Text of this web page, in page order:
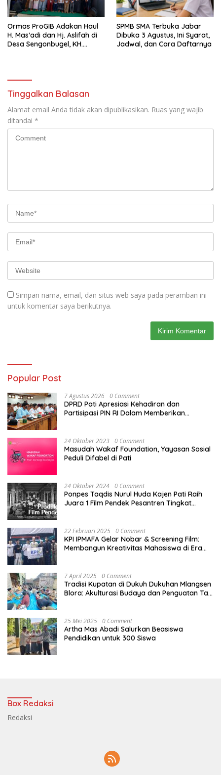
Ormas ProGIB Adakan Haul
H. Mas’adi dan Hj. Aslifah di
Desa Sengonbugel, KH.
SPMB SMA Terbuka Jabar
Dibuka 3 Agustus, Ini Syarat,
Jadwal, dan Cara Daftarnya
Tinggalkan Balasan
Alamat email Anda tidak akan dipublikasikan. Ruas yang wajib
ditandai *
Simpan nama, email, dan situs web saya pada peramban ini
untuk komentar saya berikutnya.
Popular Post
7 Agustus 2026 0 Comment
DPRD Pati Apresiasi Kehadiran dan
Partisipasi PIN RI Dalam Memberikan
24 Oktober 2023 0 Comment
Masudah Wakaf Foundation, Yayasan Sosial
Peduli Difabel di Pati
24 Oktober 2024 0 Comment
Ponpes Taqdis Nurul Huda Kajen Pati Raih
Juara 1 Film Pendek Pesantren Tingkat
22 Februari 2025 0 Comment
KPI IPMAFA Gelar Nobar & Screening Film:
Membangun Kreativitas Mahasiswa di Era
7 April 2025 0 Comment
Tradisi Kupatan di Dukuh Dukuhan Mlangsen
Blora: Akulturasi Budaya dan Penguatan Tali
25 Mei 2025 0 Comment
Artha Mas Abadi Salurkan Beasiswa
Pendidikan untuk 300 Siswa
Box Redaksi
Redaksi